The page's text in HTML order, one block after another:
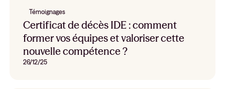
Témoignages
Certificat de décès IDE : comment
former vos équipes et valoriser cette
nouvelle compétence ?
26/12/25